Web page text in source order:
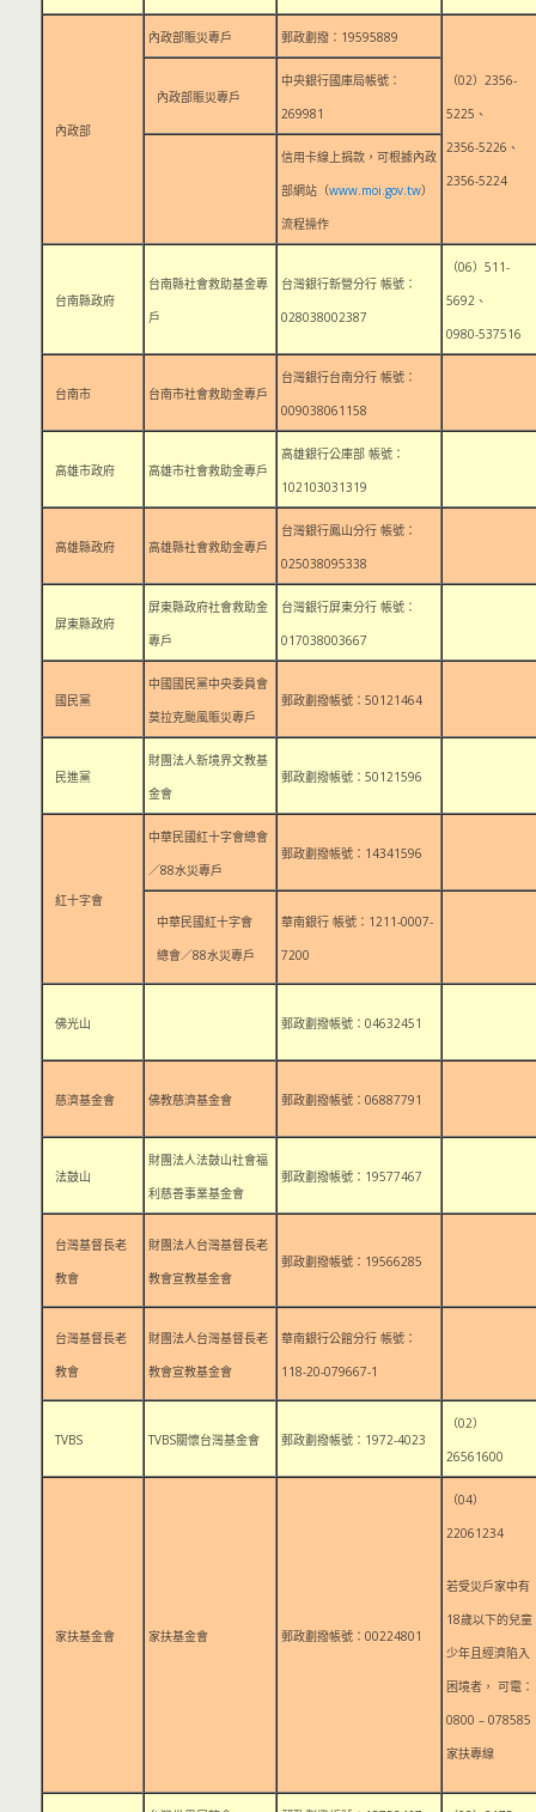
內政部
內政部賑災專戶 郵政劃撥：19595889
（02）2356-
5225、
2356-5226、
2356-5224
內政部賑災專戶
中央銀行國庫局帳號：
269981
信用卡線上捐款，可根據內政
部網站（www.moi.gov.tw）
流程操作
台南縣政府
台南縣社會救助基金專
戶
台灣銀行新營分行 帳號：
028038002387
（06）511-
5692、
0980-537516
台南市 台南市社會救助金專戶
台灣銀行台南分行 帳號：
009038061158
高雄市政府 高雄市社會救助金專戶
高雄銀行公庫部 帳號：
102103031319
高雄縣政府 高雄縣社會救助金專戶
台灣銀行鳳山分行 帳號：
025038095338
屏東縣政府
屏東縣政府社會救助金
專戶
台灣銀行屏東分行 帳號：
017038003667
國民黨
中國國民黨中央委員會
莫拉克颱風賑災專戶
郵政劃撥帳號：50121464
民進黨
財團法人新境界文教基
金會
郵政劃撥帳號：50121596
紅十字會
中華民國紅十字會總會
／88水災專戶
郵政劃撥帳號：14341596
中華民國紅十字會
總會／88水災專戶
華南銀行 帳號：1211-0007-
7200
佛光山 郵政劃撥帳號：04632451
慈濟基金會 佛教慈濟基金會 郵政劃撥帳號：06887791
法鼓山
財團法人法鼓山社會福
利慈善事業基金會
郵政劃撥帳號：19577467
台灣基督長老
教會
財團法人台灣基督長老
教會宣教基金會
郵政劃撥帳號：19566285
台灣基督長老
教會
財團法人台灣基督長老
教會宣教基金會
華南銀行公館分行 帳號：
118-20-079667-1
TVBS TVBS關懷台灣基金會 郵政劃撥帳號：1972-4023
（02）
26561600
家扶基金會 家扶基金會 郵政劃撥帳號：00224801
（04）
22061234
若受災戶家中有
18歲以下的兒童
少年且經濟陷入
困境者， 可電：
0800 – 078585
家扶專線